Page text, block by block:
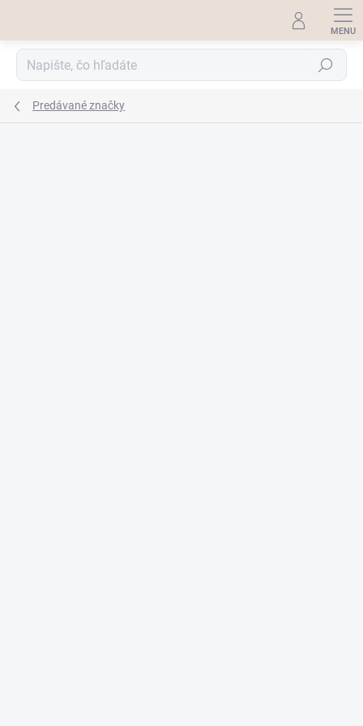
Hľadať
Predávané značky